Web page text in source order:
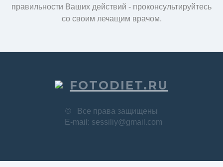
правильности Ваших действий - проконсультируйтесь
со своим лечащим врачом.
FOTODIET.RU
©
Все права защищены
E-mail: sessiliy@gmail.com